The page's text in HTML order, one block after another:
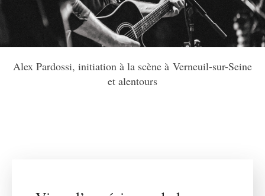
Alex Pardossi, initiation à la scène à Verneuil-sur-Seine
et alentours